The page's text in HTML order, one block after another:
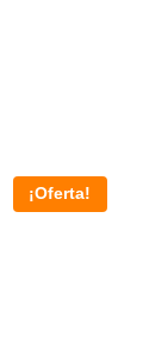
¡Oferta!